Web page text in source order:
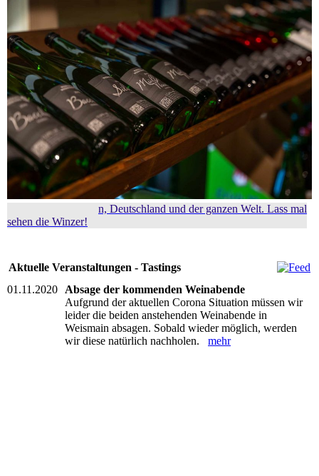
Weine aus Franken, Deutschland und der ganzen Welt. Lass mal
sehen die Winzer!
Aktuelle Veranstaltungen - Tastings
01.11.2020
Absage der kommenden Weinabende
Aufgrund der aktuellen Corona Situation müssen wir
leider die beiden anstehenden Weinabende in
Weismain absagen. Sobald wieder möglich, werden
wir diese natürlich nachholen. mehr